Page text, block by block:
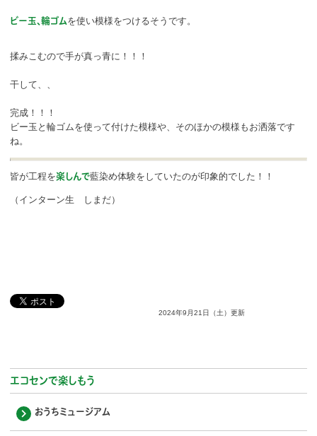
ビー玉、輪ゴムを使い模様をつけるそうです。
揉みこむので手が真っ青に！！！
干して、、
完成！！！
ビー玉と輪ゴムを使って付けた模様や、そのほかの模様もお洒落です
ね。
皆が工程を楽しんで藍染め体験をしていたのが印象的でした！！
（インターン生 しまだ）
2024年9月21日（土）更新
エコセンで楽しもう
おうちミュージアム